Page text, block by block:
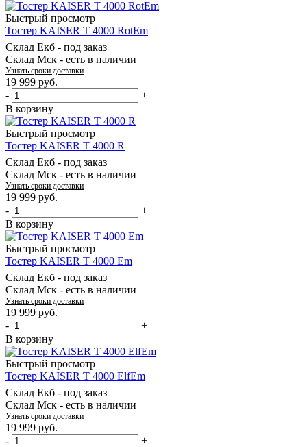
Быстрый просмотр
Тостер KAISER T 4000 RotEm
Склад Екб - под заказ
Склад Мск - есть в наличии
Узнать сроки доставки
19 999 руб.
-
+
В корзину
Быстрый просмотр
Тостер KAISER T 4000 R
Склад Екб - под заказ
Склад Мск - есть в наличии
Узнать сроки доставки
19 999 руб.
-
+
В корзину
Быстрый просмотр
Тостер KAISER T 4000 Em
Склад Екб - под заказ
Склад Мск - есть в наличии
Узнать сроки доставки
19 999 руб.
-
+
В корзину
Быстрый просмотр
Тостер KAISER T 4000 ElfEm
Склад Екб - под заказ
Склад Мск - есть в наличии
Узнать сроки доставки
19 999 руб.
-
+